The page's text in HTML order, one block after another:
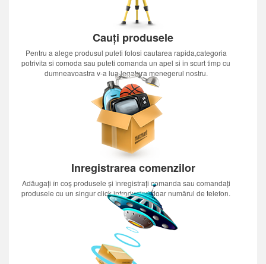
Cauți produsele
Pentru a alege produsul puteti folosi cautarea rapida,categoria
potrivita si comoda sau puteti comanda un apel si in scurt timp cu
dumneavoastra v-a lua legatura menegerul nostru.
Inregistrarea comenzilor
Adăugați în coș produsele și înregistrați comanda sau comandați
produsele cu un singur click introducînd doar numărul de telefon.